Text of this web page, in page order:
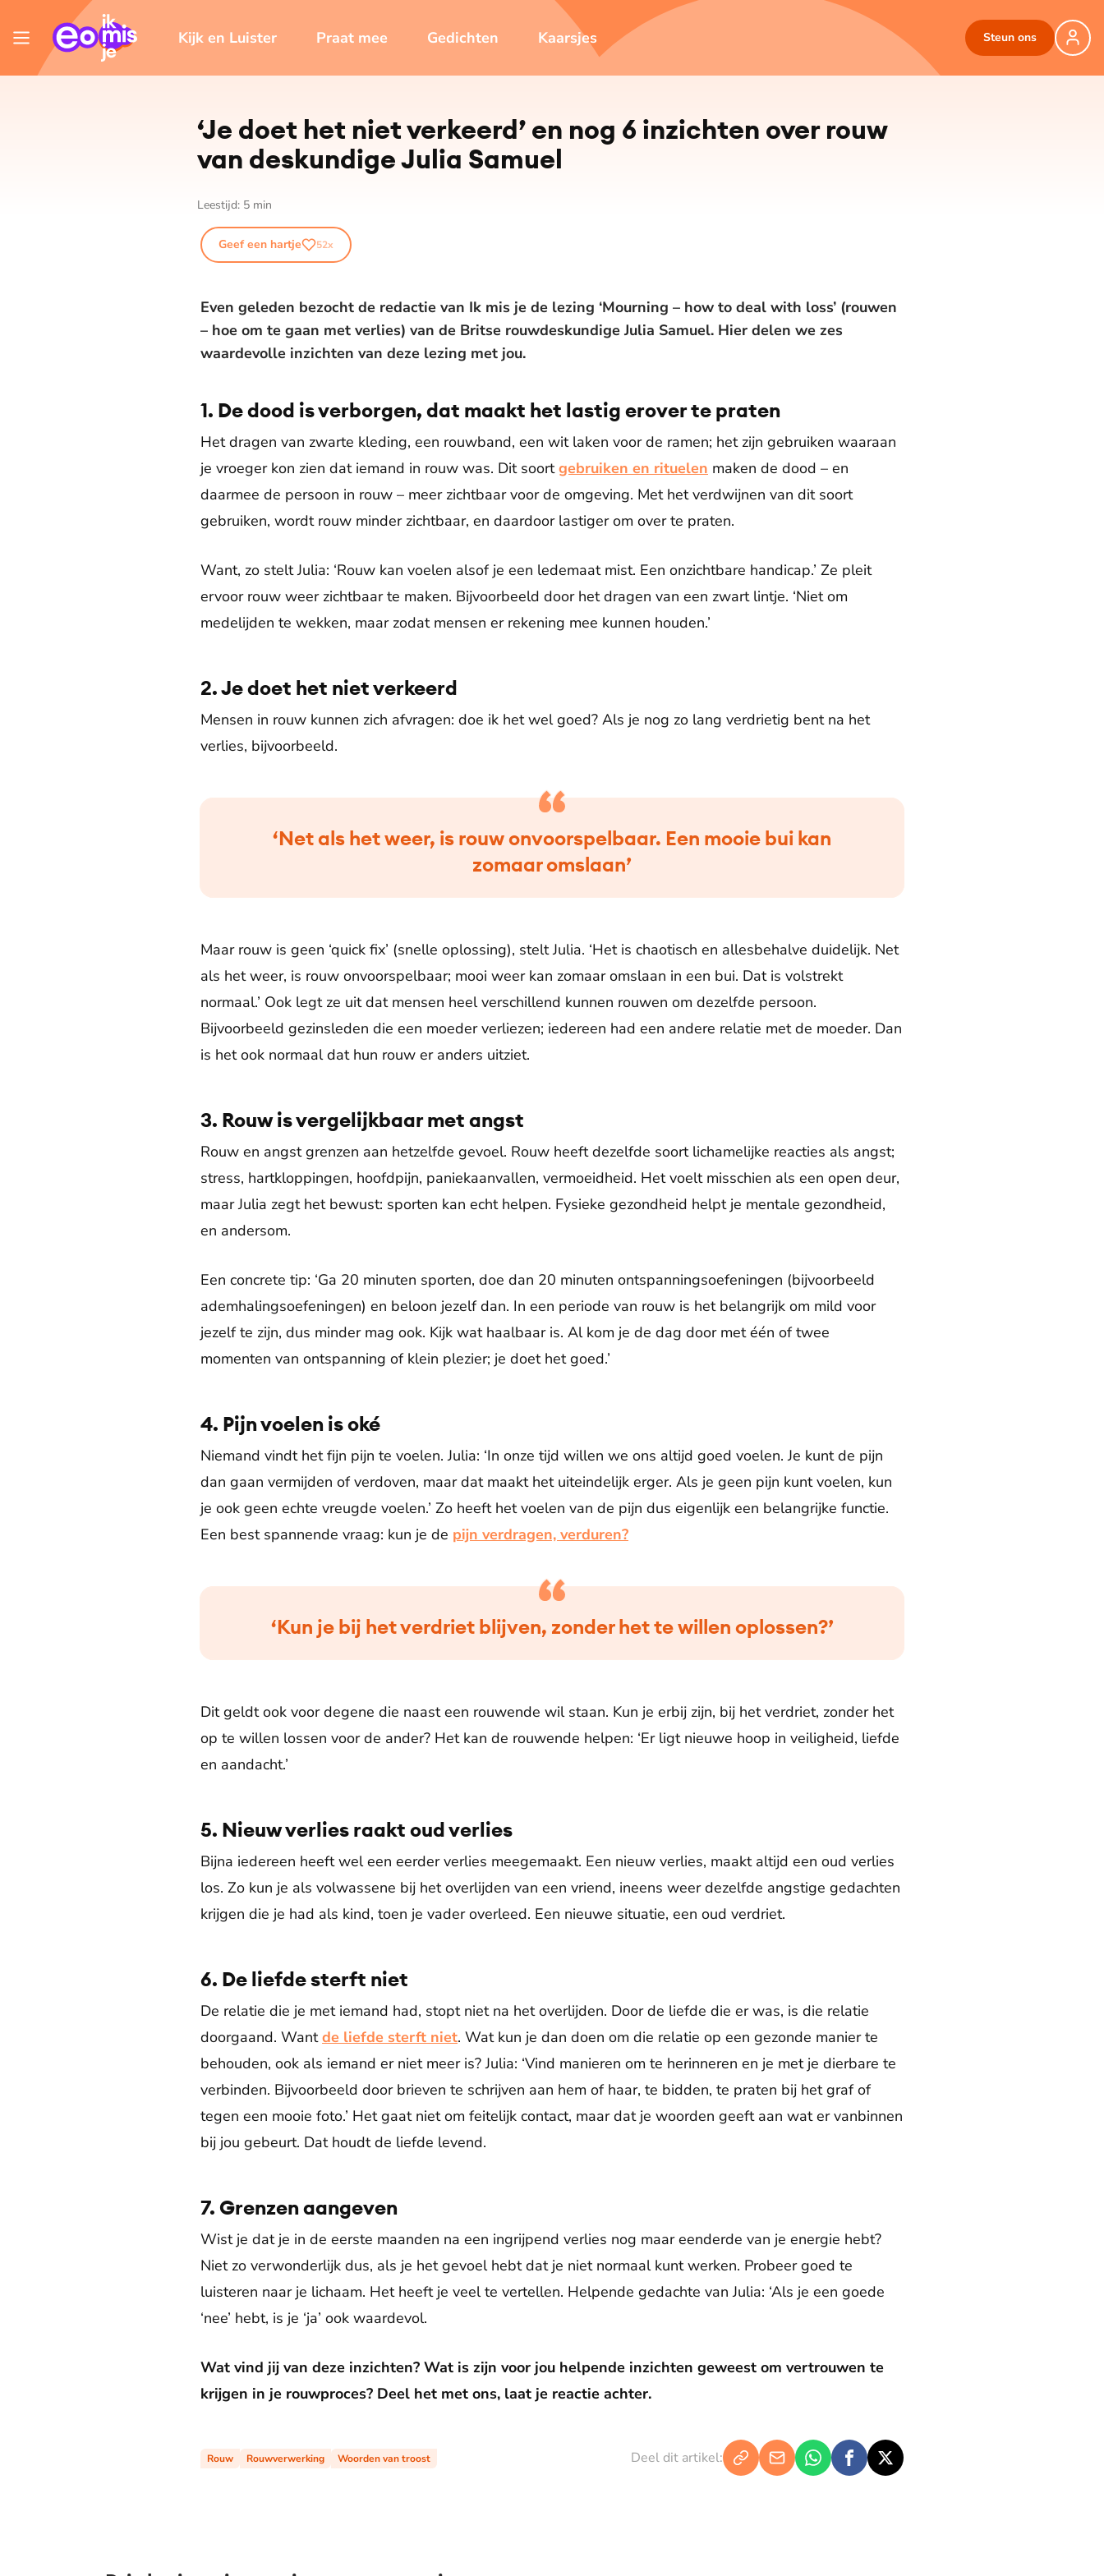
Kijk en Luister Praat mee Gedichten Kaarsjes Steun ons
‘Je doet het niet verkeerd’ en nog 6 inzichten over rouw
van deskundige Julia Samuel
Leestijd: 5 min
Geef een hartje 52x
Even geleden bezocht de redactie van Ik mis je de lezing ‘Mourning – how to deal with loss’ (rouwen
– hoe om te gaan met verlies) van de Britse rouwdeskundige Julia Samuel. Hier delen we zes
waardevolle inzichten van deze lezing met jou.
1. De dood is verborgen, dat maakt het lastig erover te praten
Het dragen van zwarte kleding, een rouwband, een wit laken voor de ramen; het zijn gebruiken waaraan
je vroeger kon zien dat iemand in rouw was. Dit soortgebruiken en rituelen maken de dood – en
daarmee de persoon in rouw – meer zichtbaar voor de omgeving. Met het verdwijnen van dit soort
gebruiken, wordt rouw minder zichtbaar, en daardoor lastiger om over te praten.
Want, zo stelt Julia: ‘Rouw kan voelen alsof je een ledemaat mist. Een onzichtbare handicap.’ Ze pleit
ervoor rouw weer zichtbaar te maken. Bijvoorbeeld door het dragen van een zwart lintje. ‘Niet om
medelijden te wekken, maar zodat mensen er rekening mee kunnen houden.’
2. Je doet het niet verkeerd
Mensen in rouw kunnen zich afvragen: doe ik het wel goed? Als je nog zo lang verdrietig bent na het
verlies, bijvoorbeeld.
‘Net als het weer, is rouw onvoorspelbaar. Een mooie bui kan
zomaar omslaan’
Maar rouw is geen ‘quick fix’ (snelle oplossing), stelt Julia. ‘Het is chaotisch en allesbehalve duidelijk. Net
als het weer, is rouw onvoorspelbaar; mooi weer kan zomaar omslaan in een bui. Dat is volstrekt
normaal.’ Ook legt ze uit dat mensen heel verschillend kunnen rouwen om dezelfde persoon.
Bijvoorbeeld gezinsleden die een moeder verliezen; iedereen had een andere relatie met de moeder. Dan
is het ook normaal dat hun rouw er anders uitziet.
3. Rouw is vergelijkbaar met angst
Rouw en angst grenzen aan hetzelfde gevoel. Rouw heeft dezelfde soort lichamelijke reacties als angst;
stress, hartkloppingen, hoofdpijn, paniekaanvallen, vermoeidheid. Het voelt misschien als een open deur,
maar Julia zegt het bewust: sporten kan echt helpen. Fysieke gezondheid helpt je mentale gezondheid,
en andersom.
Een concrete tip: ‘Ga 20 minuten sporten, doe dan 20 minuten ontspanningsoefeningen (bijvoorbeeld
ademhalingsoefeningen) en beloon jezelf dan. In een periode van rouw is het belangrijk om mild voor
jezelf te zijn, dus minder mag ook. Kijk wat haalbaar is. Al kom je de dag door met één of twee
momenten van ontspanning of klein plezier; je doet het goed.’
4. Pijn voelen is oké
Niemand vindt het fijn pijn te voelen. Julia: ‘In onze tijd willen we ons altijd goed voelen. Je kunt de pijn
dan gaan vermijden of verdoven, maar dat maakt het uiteindelijk erger. Als je geen pijn kunt voelen, kun
je ook geen echte vreugde voelen.’ Zo heeft het voelen van de pijn dus eigenlijk een belangrijke functie.
Een best spannende vraag: kun je de pijn verdragen, verduren?
‘Kun je bij het verdriet blijven, zonder het te willen oplossen?’
Dit geldt ook voor degene die naast een rouwende wil staan. Kun je erbij zijn, bij het verdriet, zonder het
op te willen lossen voor de ander? Het kan de rouwende helpen: ‘Er ligt nieuwe hoop in veiligheid, liefde
en aandacht.’
5. Nieuw verlies raakt oud verlies
Bijna iedereen heeft wel een eerder verlies meegemaakt. Een nieuw verlies, maakt altijd een oud verlies
los. Zo kun je als volwassene bij het overlijden van een vriend, ineens weer dezelfde angstige gedachten
krijgen die je had als kind, toen je vader overleed. Een nieuwe situatie, een oud verdriet.
6. De liefde sterft niet
De relatie die je met iemand had, stopt niet na het overlijden. Door de liefde die er was, is die relatie
doorgaand. Wantde liefde sterft niet. Wat kun je dan doen om die relatie op een gezonde manier te
behouden, ook als iemand er niet meer is? Julia: ‘Vind manieren om te herinneren en je met je dierbare te
verbinden. Bijvoorbeeld door brieven te schrijven aan hem of haar, te bidden, te praten bij het graf of
tegen een mooie foto.’ Het gaat niet om feitelijk contact, maar dat je woorden geeft aan wat er vanbinnen
bij jou gebeurt. Dat houdt de liefde levend.
7. Grenzen aangeven
Wist je dat je in de eerste maanden na een ingrijpend verlies nog maar eenderde van je energie hebt?
Niet zo verwonderlijk dus, als je het gevoel hebt dat je niet normaal kunt werken. Probeer goed te
luisteren naar je lichaam. Het heeft je veel te vertellen. Helpende gedachte van Julia: ‘Als je een goede
‘nee’ hebt, is je ‘ja’ ook waardevol.
Wat vind jij van deze inzichten? Wat is zijn voor jou helpende inzichten geweest om vertrouwen te
krijgen in je rouwproces? Deel het met ons, laat je reactie achter.
Rouw Rouwverwerking Woorden van troost Deel dit artikel: